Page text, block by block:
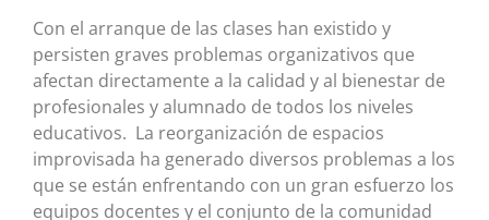
Con el arranque de las clases han existido y
persisten graves problemas organizativos que
afectan directamente a la calidad y al bienestar de
profesionales y alumnado de todos los niveles
educativos. La reorganización de espacios
improvisada ha generado diversos problemas a los
que se están enfrentando con un gran esfuerzo los
equipos docentes y el conjunto de la comunidad